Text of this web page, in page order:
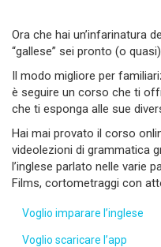
Ora che hai un’infarinatura
“gallese” sei pronto (o
Il modo migliore per
è seguire un corso che ti
che ti esponga alle sue
Hai mai provato il corso
videolezioni di grammatica
l’inglese parlato nelle varie
Films, cortometraggi con
Voglio imparare l’inglese
Voglio scaricare l’app